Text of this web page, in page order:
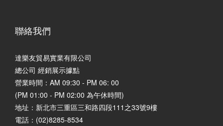
聯絡我們
達樂友貿易實業有限公司
總公司 經銷展示據點
營業時間：AM 09:30 - PM 06: 00
(PM 01:00 - PM 02:00 為午休時間)
地址： 新北市三重區三和路四段111之33號9樓
電話：(02)8285-8534